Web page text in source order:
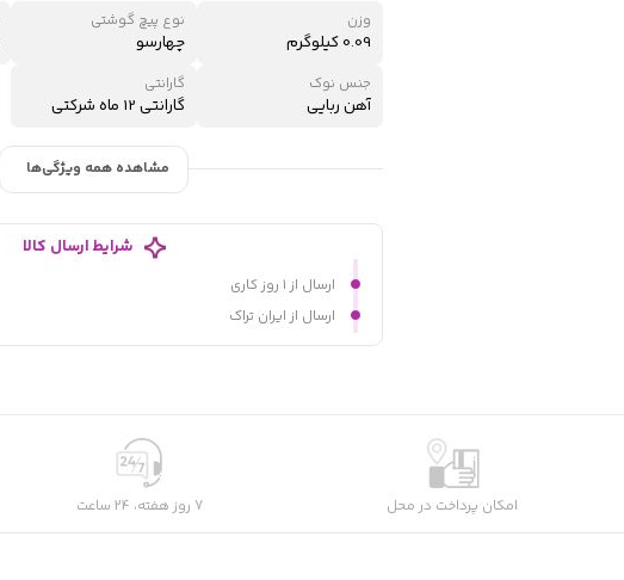
وزن
0.09 کیلوگرم
نوع پیچ گوشتی
چهارسو
جنس نوک
آهن ربایی
گارانتی
گارانتی 12 ماه شرکتی
مشاهده همه ویژگی‌ها
شرایط ارسال کالا
ارسال از ۱ روز کاری
ارسال از ایران تراک
امکان پرداخت در محل 7 روز هفته، 24 ساعت